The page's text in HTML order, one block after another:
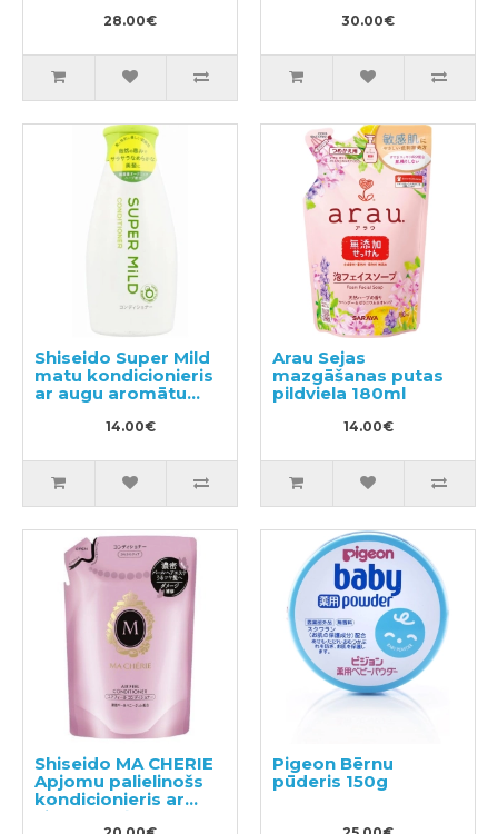
28.00€
kondicionieris-
maska ​​bojātiem
30.00€
Shiseido Super Mild
matu kondicionieris
ar augu aromātu
14.00€
Arau Sejas
mazgāšanas putas
pildviela 180ml
14.00€
Shiseido MA CHERIE
Apjomu palielinošs
kondicionieris ar
ziedu-augļu
Pigeon Bērnu
pūderis 150g